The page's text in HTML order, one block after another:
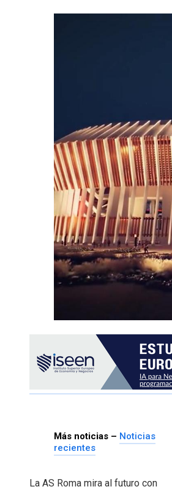
Más noticias – Noticias
recientes
La AS Roma mira al futuro con